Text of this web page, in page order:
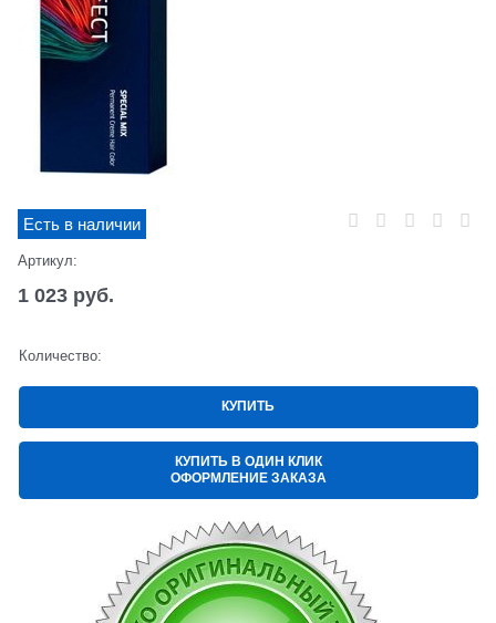
Есть в наличии
Артикул:
1 023 руб.
Количество:
КУПИТЬ
КУПИТЬ В ОДИН КЛИК
ОФОРМЛЕНИЕ ЗАКАЗА